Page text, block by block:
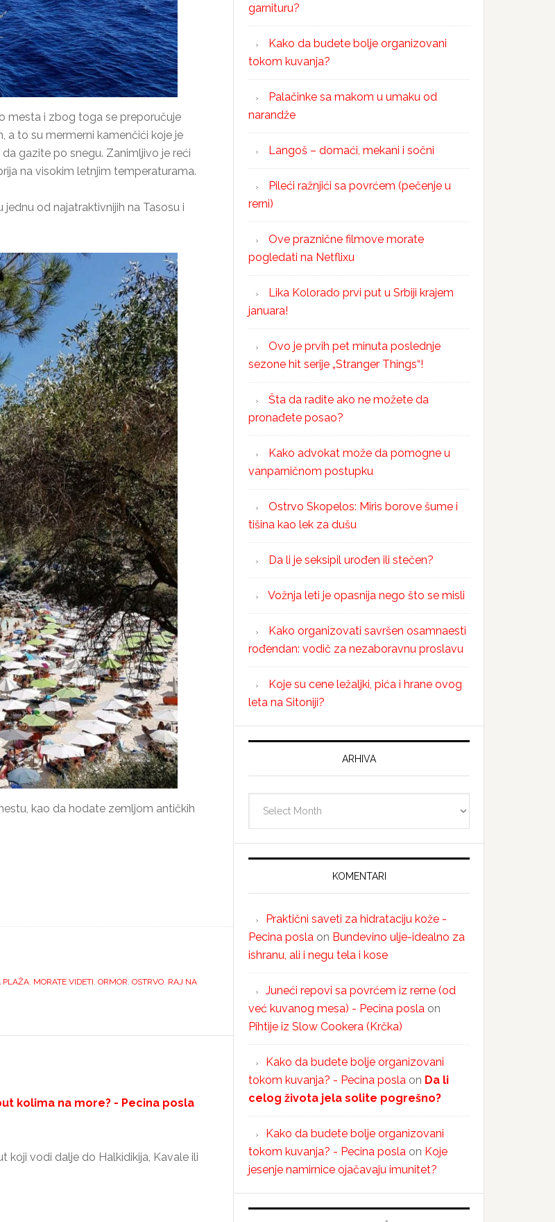
mesta i zbog toga se preporučuje
a to su mermerni kamenčići koje je
gazite po snegu. Zanimljivo je reći
na visokim letnjim temperaturama.
jednu od najatraktivnijih na Tasosu i
kao da hodate zemljom antičkih
PLAŽA, MORATE VIDETI, ORMOR, OSTRVO, RAJ NA
kolima na more? - Pecina posla
koji vodi dalje do Halkidikija, Kavale ili
garnituru?
Kako da budete bolje organizovani
tokom kuvanja?
Palačinke sa makom u umaku od
narandže
Langoš – domaći, mekani i sočni
Pileći ražnjići sa povrćem (pečenje u
rerni)
Ove praznične filmove morate
pogledati na Netflixu
Lika Kolorado prvi put u Srbiji krajem
januara!
Ovo je prvih pet minuta poslednje
sezone hit serije „Stranger Things“!
Šta da radite ako ne možete da
pronađete posao?
Kako advokat može da pomogne u
vanparničnom postupku
Ostrvo Skopelos: Miris borove šume i
tišina kao lek za dušu
Da li je seksipil urođen ili stečen?
Vožnja leti je opasnija nego što se misli
Kako organizovati savršen osamnaesti
rođendan: vodič za nezaboravnu proslavu
Koje su cene ležaljki, pića i hrane ovog
leta na Sitoniji?
ARHIVA
KOMENTARI
Praktični saveti za hidrataciju kože -
Pecina posla on Bundevino ulje-idealno za
ishranu, ali i negu tela i kose
Juneći repovi sa povrćem iz rerne (od
već kuvanog mesa) - Pecina posla on
Pihtije iz Slow Cookera (Krčka)
Kako da budete bolje organizovani
tokom kuvanja? - Pecina posla on Da li
celog života jela solite pogrešno?
Kako da budete bolje organizovani
tokom kuvanja? - Pecina posla on Koje
jesenje namirnice ojačavaju imunitet?